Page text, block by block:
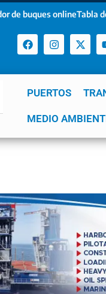
de buques onlineTabla
PUERTOS
MEDIO
YPF GNL
de